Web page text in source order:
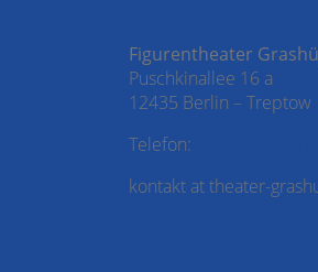
Figurentheater
Puschkinallee 16 a
12435 Berlin – Treptow
Telefon:
kontakt at theater-